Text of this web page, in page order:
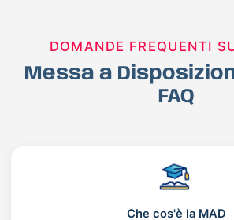
DOMANDE FREQUENTI
Messa a
FAQ
Che cos'è la MAD